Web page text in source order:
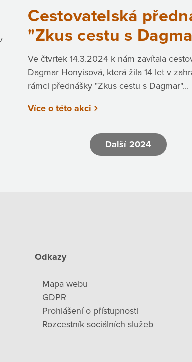
Cestovatelská
"Zkus cestu s
Ve čtvrtek 14.3.2024 k nám zavítala
Dagmar Honyisová, která žila 14 let v
rámci přednášky "Zkus cestu s Dagmar"...
Více o této akci
Další 2024
Odkazy
Mapa webu
GDPR
Prohlášení o přístupnosti
Rozcestník sociálních služeb